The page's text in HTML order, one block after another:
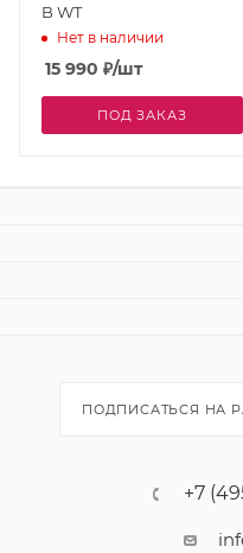
B WT
Нет в наличии
15 990 ₽/шт
ПОД ЗАКАЗ
ПОДПИСАТЬСЯ НА
+7